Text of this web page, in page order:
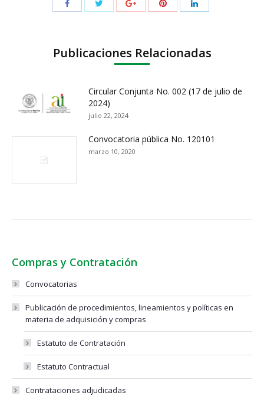
Publicaciones Relacionadas
Circular Conjunta No. 002 (17 de julio de
2024)
julio 22, 2024
Convocatoria pública No. 120101
marzo 10, 2020
Compras y Contratación
Convocatorias
Publicación de procedimientos, lineamientos y políticas en
materia de adquisición y compras
Estatuto de Contratación
Estatuto Contractual
Contrataciones adjudicadas